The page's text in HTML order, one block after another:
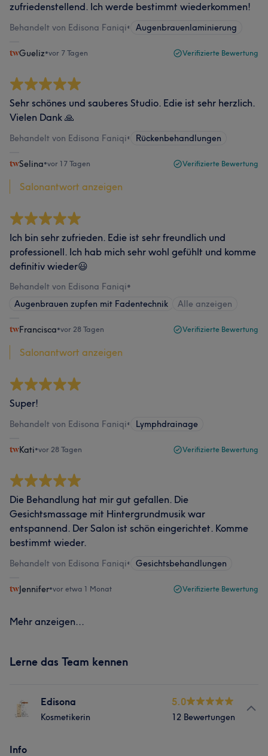
zufriedenstellend. Ich werde bestimmt wiederkommen!
Behandelt von Edisona Faniqi• Augenbrauenlaminierung
Gueliz•vor 7 Tagen Verifizierte Bewertung
Sehr schönes und sauberes Studio. Edie ist sehr herzlich.
Vielen Dank 🙏
Behandelt von Edisona Faniqi• Rückenbehandlungen
Selina•vor 17 Tagen Verifizierte Bewertung
Salonantwort anzeigen
Ich bin sehr zufrieden. Edie ist sehr freundlich und
professionell. Ich hab mich sehr wohl gefühlt und komme
definitiv wieder😃
Behandelt von Edisona Faniqi•
Augenbrauen zupfen mit Fadentechnik
Alle anzeigen
Francisca•vor 28 Tagen Verifizierte Bewertung
Salonantwort anzeigen
Super!
Behandelt von Edisona Faniqi• Lymphdrainage
Kati•vor 28 Tagen Verifizierte Bewertung
Die Behandlung hat mir gut gefallen. Die
Gesichtsmassage mit Hintergrundmusik war
entspannend. Der Salon ist schön eingerichtet. Komme
bestimmt wieder.
Behandelt von Edisona Faniqi• Gesichtsbehandlungen
Jennifer•vor etwa 1 Monat Verifizierte Bewertung
Mehr anzeigen...
Lerne das Team kennen
Edisona
Kosmetikerin
5.0
12 Bewertungen
Info